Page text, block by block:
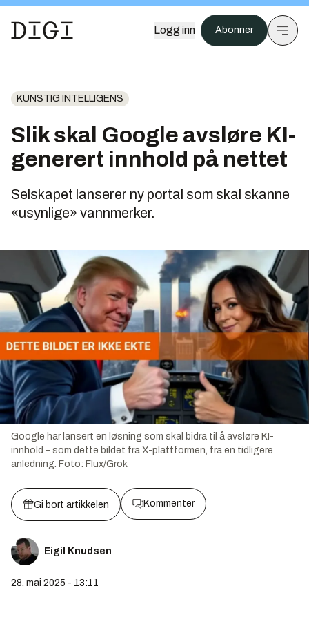
Logg inn Abonner
KUNSTIG INTELLIGENS
Slik skal Google avsløre KI-
generert innhold på nettet
Selskapet lanserer ny portal som skal skanne
«usynlige» vannmerker.
Google har lansert en løsning som skal bidra til å avsløre KI-
innhold – som dette bildet fra X-plattformen, fra en tidligere
anledning. Foto: Flux/Grok
Gi bort artikkelen Kommenter
Eigil Knudsen
28. mai 2025 - 13:11